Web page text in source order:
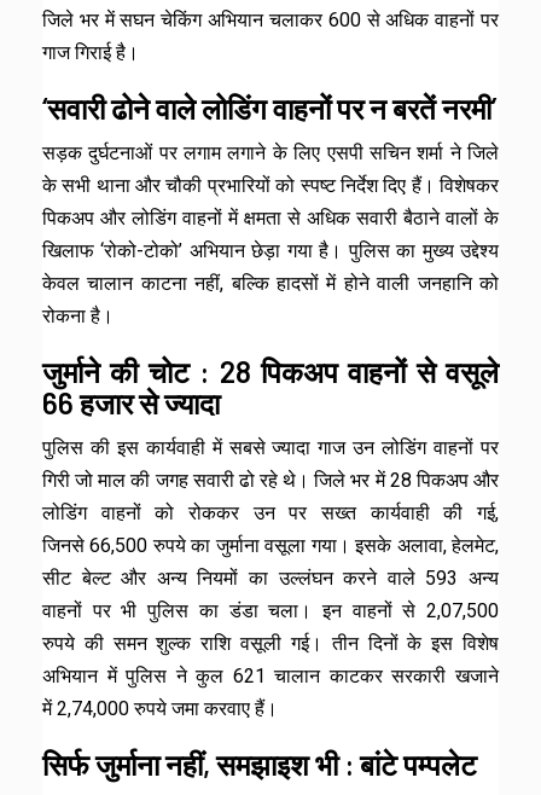
जिले भर में सघन चेकिंग अभियान चलाकर 600 से अधिक वाहनों पर
गाज गिराई है।
‘सवारी ढोने वाले लोडिंग वाहनों पर न बरतें नरमी’
सड़क दुर्घटनाओं पर लगाम लगाने के लिए एसपी सचिन शर्मा ने जिले
के सभी थाना और चौकी प्रभारियों को स्पष्ट निर्देश दिए हैं। विशेषकर
पिकअप और लोडिंग वाहनों में क्षमता से अधिक सवारी बैठाने वालों के
खिलाफ ‘रोको-टोको’ अभियान छेड़ा गया है। पुलिस का मुख्य उद्देश्य
केवल चालान काटना नहीं, बल्कि हादसों में होने वाली जनहानि को
रोकना है।
जुर्माने की चोट : 28 पिकअप वाहनों से वसूले
66 हजार से ज्यादा
पुलिस की इस कार्यवाही में सबसे ज्यादा गाज उन लोडिंग वाहनों पर
गिरी जो माल की जगह सवारी ढो रहे थे। जिले भर में 28 पिकअप और
लोडिंग वाहनों को रोककर उन पर सख्त कार्यवाही की गई,
जिनसे 66,500 रुपये का जुर्माना वसूला गया। इसके अलावा, हेलमेट,
सीट बेल्ट और अन्य नियमों का उल्लंघन करने वाले 593 अन्य
वाहनों पर भी पुलिस का डंडा चला। इन वाहनों से 2,07,500
रुपये की समन शुल्क राशि वसूली गई। तीन दिनों के इस विशेष
अभियान में पुलिस ने कुल 621 चालान काटकर सरकारी खजाने
में 2,74,000 रुपये जमा करवाए हैं।
सिर्फ जुर्माना नहीं, समझाइश भी : बांटे पम्पलेट